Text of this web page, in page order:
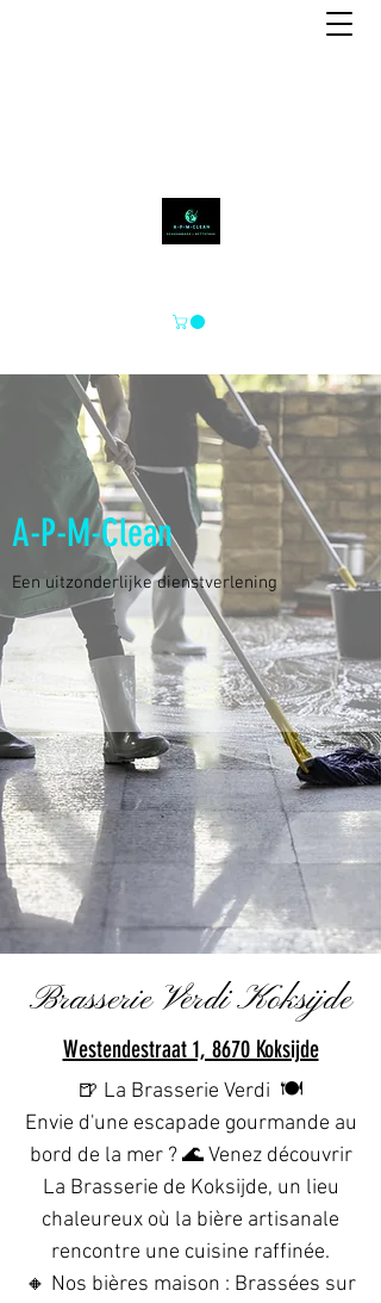
A-P-M-Clean
Een uitzonderlijke dienstverlening
Brasserie Verdi Koksijde
Westendestraat 1, 8670 Koksijde
🍺 La Brasserie Verdi 🍽️
Envie d'une escapade gourmande au
bord de la mer ? 🌊 Venez découvrir
La Brasserie de Koksijde, un lieu
chaleureux où la bière artisanale
rencontre une cuisine raffinée.
🔸 Nos bières maison : Brassées sur